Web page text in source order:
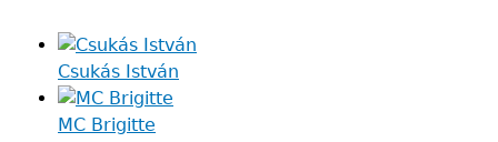
Csukás István
MC Brigitte